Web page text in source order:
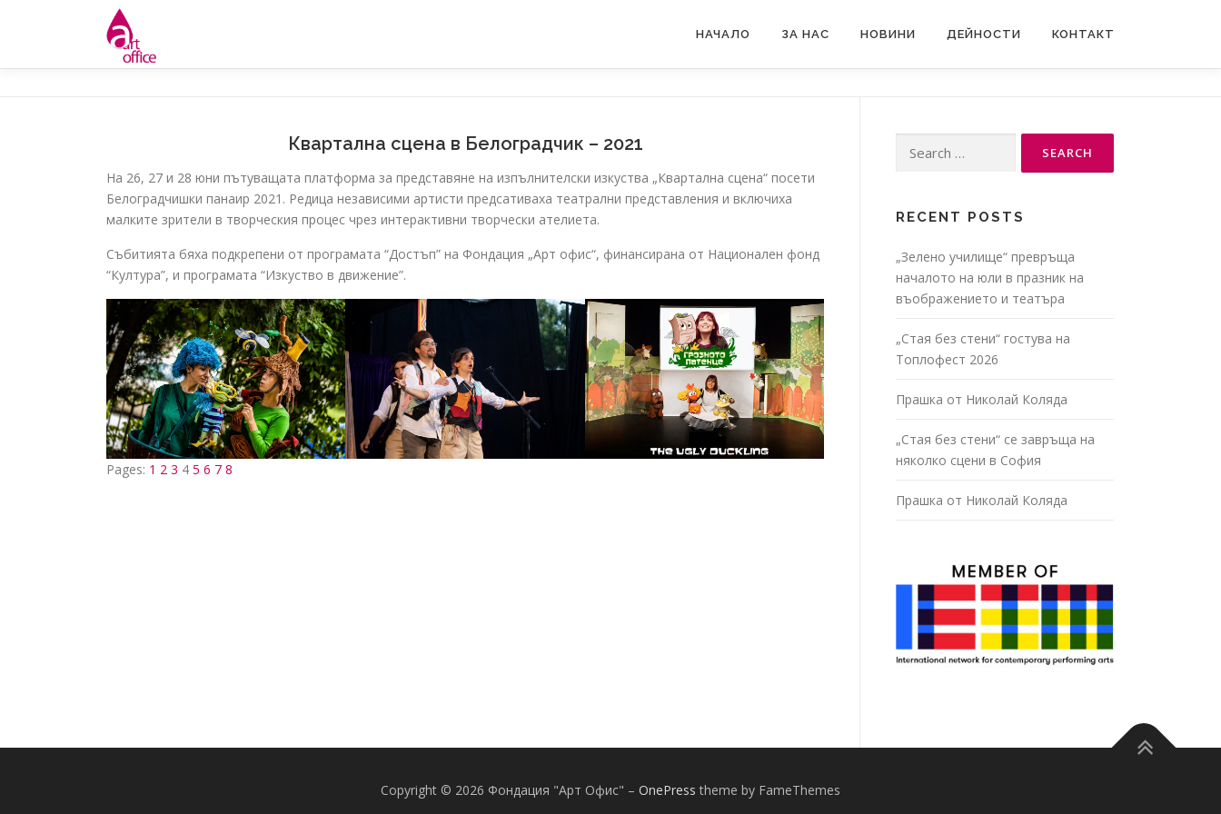
НАЧАЛО ЗА НАС НОВИНИ ДЕЙНОСТИ КОНТАКТ
Квартална сцена в Белоградчик – 2021
На 26, 27 и 28 юни пътуващата платформа за представяне на изпълнителски изкуства „Квартална сцена“ посети
Белоградчишки панаир 2021. Редица независими артисти предсативаха театрални представления и включиха
малките зрители в творческия процес чрез интерактивни творчески ателиета.
Събитията бяха подкрепени от програмата “Достъп” на Фондация „Арт офис“, финансирана от Национален фонд
“Култура”, и програмата “Изкуство в движение”.
Pages: 1 2 3 4 5 6 7 8
for:
RECENT POSTS
„Зелено училище“ превръща
началото на юли в празник на
въображението и театъра
„Стая без стени“ гостува на
Топлофест 2026
Прашка от Николай Коляда
„Стая без стени“ се завръща на
няколко сцени в София
Прашка от Николай Коляда
Copyright © 2026 Фондация "Арт Офис" – OnePress theme by FameThemes